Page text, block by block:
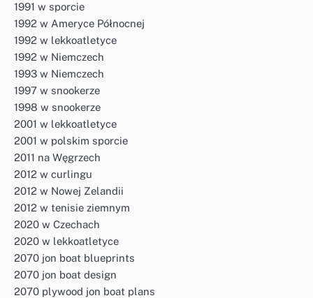
1991 w sporcie
1992 w Ameryce Północnej
1992 w lekkoatletyce
1992 w Niemczech
1993 w Niemczech
1997 w snookerze
1998 w snookerze
2001 w lekkoatletyce
2001 w polskim sporcie
2011 na Węgrzech
2012 w curlingu
2012 w Nowej Zelandii
2012 w tenisie ziemnym
2020 w Czechach
2020 w lekkoatletyce
2070 jon boat blueprints
2070 jon boat design
2070 plywood jon boat plans